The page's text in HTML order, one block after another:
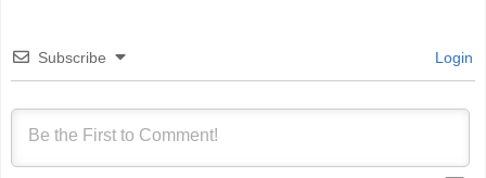
Subscribe Login